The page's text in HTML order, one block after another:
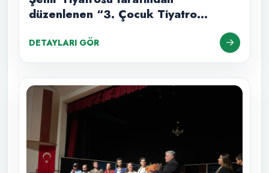
düzenlenen “3. Çocuk Tiyatro
DETAYLARI GÖR